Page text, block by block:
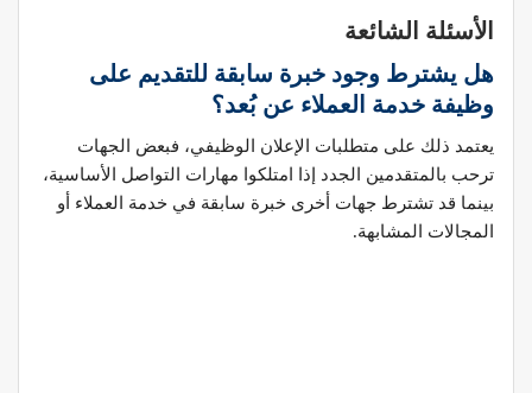
الأسئلة الشائعة
هل يشترط وجود خبرة سابقة للتقديم على
وظيفة خدمة العملاء عن بُعد؟
يعتمد ذلك على متطلبات الإعلان الوظيفي، فبعض الجهات
ترحب بالمتقدمين الجدد إذا امتلكوا مهارات التواصل الأساسية،
بينما قد تشترط جهات أخرى خبرة سابقة في خدمة العملاء أو
المجالات المشابهة.